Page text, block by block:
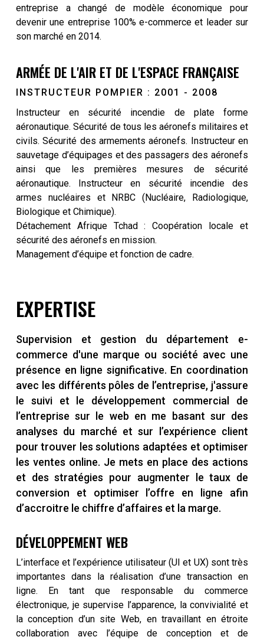
entreprise a changé de modèle économique pour
devenir une entreprise 100% e-commerce et leader sur
son marché en 2014.
ARMÉE DE L'AIR ET DE L'ESPACE FRANÇAISE
INSTRUCTEUR POMPIER : 2001 - 2008
Instructeur en sécurité incendie de plate forme
aéronautique. Sécurité de tous les aéronefs militaires et
civils. Sécurité des armements aéronefs. Instructeur en
sauvetage d’équipages et des passagers des aéronefs
ainsi que les premières mesures de sécurité
aéronautique. Instructeur en sécurité incendie des
armes nucléaires et NRBC (Nucléaire, Radiologique,
Biologique et Chimique).
Détachement Afrique Tchad : Coopération locale et
sécurité des aéronefs en mission.
Management d’équipe et fonction de cadre.
EXPERTISE
Supervision et gestion du département e-
commerce d'une marque ou société avec une
présence en ligne significative. En coordination
avec les différents pôles de l’entreprise, j'assure
le suivi et le développement commercial de
l’entreprise sur le web en me basant sur des
analyses du marché et sur l’expérience client
pour trouver les solutions adaptées et optimiser
les ventes online. Je mets en place des actions
et des stratégies pour augmenter le taux de
conversion et optimiser l’offre en ligne afin
d’accroitre le chiffre d’affaires et la marge.
DÉVELOPPEMENT WEB
L’interface et l’expérience utilisateur (UI et UX) sont très
importantes dans la réalisation d’une transaction en
ligne. En tant que responsable du commerce
électronique, je supervise l’apparence, la convivialité et
la conception d’un site Web, en travaillant en étroite
collaboration avec l’équipe de conception et de